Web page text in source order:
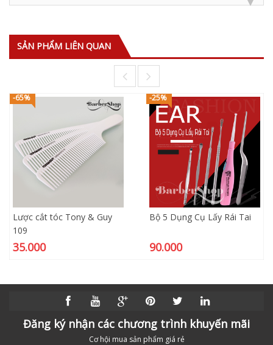
SẢN PHẨM LIÊN QUAN
-65%
Lược cắt tóc Tony & Guy
109
35.000
-25%
Bộ 5 Dụng Cụ Lấy Rái Tai
90.000
Đăng ký nhận các chương trình khuyến mãi
Cơ hội mua sản phẩm giá rẻ